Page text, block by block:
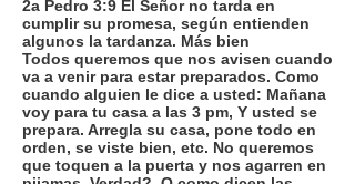
2a Pedro 3:9 El Señor no tarda en
cumplir su promesa, según entienden
algunos la tardanza. Más bien
Todos queremos que nos avisen cuando
va a venir para estar preparados. Como
cuando alguien le dice a usted: Mañana
voy para tu casa a las 3 pm, Y usted se
prepara. Arregla su casa, pone todo en
orden, se viste bien, etc. No queremos
que toquen a la puerta y nos agarren en